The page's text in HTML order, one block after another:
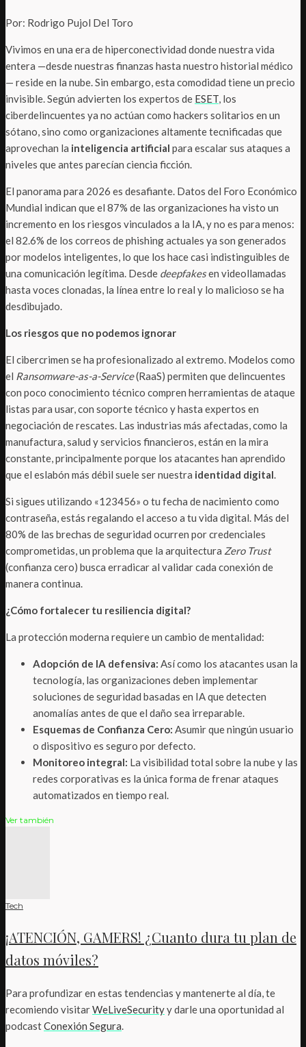
Por: Rodrigo Pujol Del Toro
Vivimos en una era de hiperconectividad donde nuestra vida
entera —desde nuestras finanzas hasta nuestro historial médico
— reside en la nube. Sin embargo, esta comodidad tiene un precio
invisible. Según advierten los expertos de ESET, los
ciberdelincuentes ya no actúan como hackers solitarios en un
sótano, sino como organizaciones altamente tecnificadas que
aprovechan la inteligencia artificial para escalar sus ataques a
niveles que antes parecían ciencia ficción.
El panorama para 2026 es desafiante. Datos del Foro Económico
Mundial indican que el 87% de las organizaciones ha visto un
incremento en los riesgos vinculados a la IA, y no es para menos:
el 82.6% de los correos de phishing actuales ya son generados
por modelos inteligentes, lo que los hace casi indistinguibles de
una comunicación legítima. Desde deepfakesen videollamadas
hasta voces clonadas, la línea entre lo real y lo malicioso se ha
desdibujado.
Los riesgos que no podemos ignorar
El cibercrimen se ha profesionalizado al extremo. Modelos como
el Ransomware-as-a-Service(RaaS) permiten que delincuentes
con poco conocimiento técnico compren herramientas de ataque
listas para usar, con soporte técnico y hasta expertos en
negociación de rescates. Las industrias más afectadas, como la
manufactura, salud y servicios financieros, están en la mira
constante, principalmente porque los atacantes han aprendido
que el eslabón más débil suele ser nuestra identidad digital.
Si sigues utilizando «123456» o tu fecha de nacimiento como
contraseña, estás regalando el acceso a tu vida digital. Más del
80% de las brechas de seguridad ocurren por credenciales
comprometidas, un problema que la arquitectura Zero Trust
(confianza cero) busca erradicar al validar cada conexión de
manera continua.
¿Cómo fortalecer tu resiliencia digital?
La protección moderna requiere un cambio de mentalidad:
Adopción de IA defensiva: Así como los atacantes usan la
tecnología, las organizaciones deben implementar
soluciones de seguridad basadas en IA que detecten
anomalías antes de que el daño sea irreparable.
Esquemas de Confianza Cero: Asumir que ningún usuario
o dispositivo es seguro por defecto.
Monitoreo integral: La visibilidad total sobre la nube y las
redes corporativas es la única forma de frenar ataques
automatizados en tiempo real.
Ver también
Tech
¡ATENCIÓN, GAMERS! ¿Cuanto dura tu plan de
datos móviles?
Para profundizar en estas tendencias y mantenerte al día, te
recomiendo visitarWeLiveSecurityy darle una oportunidad al
podcastConexión Segura.